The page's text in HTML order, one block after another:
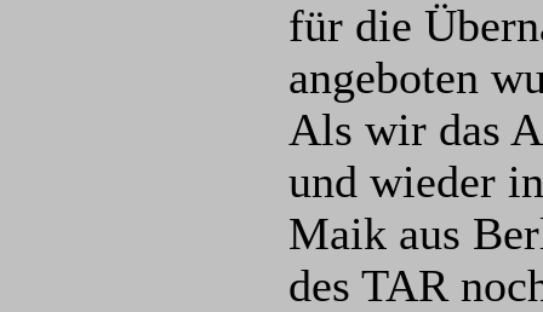
für die
angeboten
Als wir das
und wieder
Maik aus
des TAR